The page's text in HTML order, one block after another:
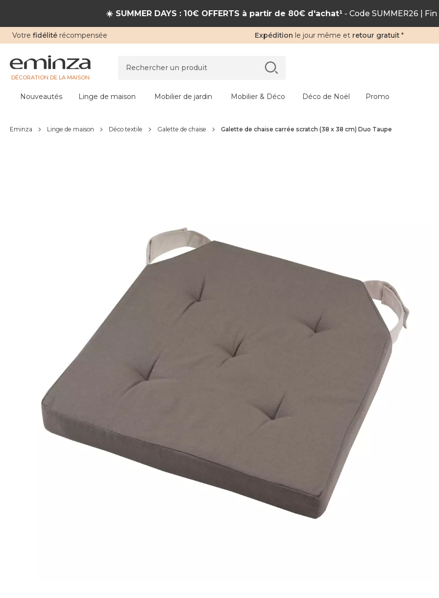
☀️ SUMMER DAYS : 10€ OFFERTS à partir de 80€ d'achat¹- Code SUMMER26 |
Votre fidélité récompensée Expédition le jour même et retour gratuit *
DÉCORATION DE LA MAISON
Nouveautés Linge de maison Mobilier de jardin Mobilier & Déco Déco de Noël Promo
Eminza Linge de maison Déco textile Galette de chaise Galette de chaise carrée scratch (38 x 38 cm) Duo Taupe